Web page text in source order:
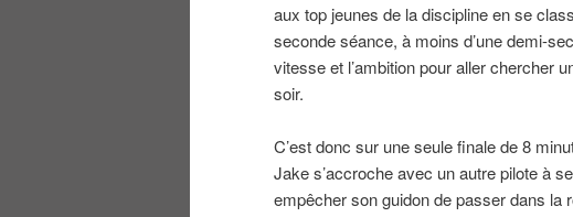
aux top jeunes de la discipline en se
seconde séance, à moins d’une demi-
vitesse et l’ambition pour aller chercher
soir.
C’est donc sur une seule finale de 8
Jake s’accroche avec un autre pilote à
empêcher son guidon de passer dans